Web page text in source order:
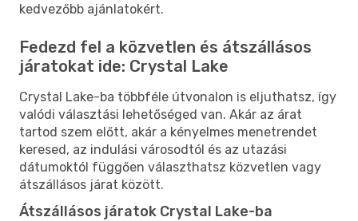
kedvezőbb ajánlatokért.
Fedezd fel a közvetlen és átszállásos
járatokat ide: Crystal Lake
Crystal Lake-ba többféle útvonalon is eljuthatsz, így
valódi választási lehetőséged van. Akár az árat
tartod szem előtt, akár a kényelmes menetrendet
keresed, az indulási városodtól és az utazási
dátumoktól függően választhatsz közvetlen vagy
átszállásos járat között.
Átszállásos járatok Crystal Lake-ba